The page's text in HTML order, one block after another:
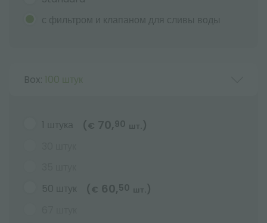
с фильтром и клапаном для сливы воды
Box: 100 штук
1 штука ( € 70, 90 шт. )
50 штук
( € 60,50 шт. )